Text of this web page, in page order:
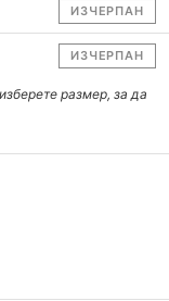
ИЗЧЕРПАН
ИЗЧЕРПАН
размер, за да